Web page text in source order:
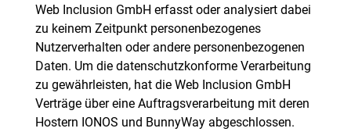
Web Inclusion GmbH erfasst oder analysiert dabei
zu keinem Zeitpunkt personenbezogenes
Nutzerverhalten oder andere personenbezogenen
Daten. Um die datenschutzkonforme Verarbeitung
zu gewährleisten, hat die Web Inclusion GmbH
Verträge über eine Auftragsverarbeitung mit deren
Hostern IONOS und BunnyWay abgeschlossen.